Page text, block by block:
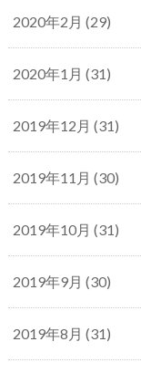
2020年2月 (29)
2020年1月 (31)
2019年12月 (31)
2019年11月 (30)
2019年10月 (31)
2019年9月 (30)
2019年8月 (31)